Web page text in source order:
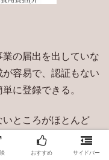
の届出を出していな
容易で、認証もない
に登録できる。
ところがほとんど
る。
おすすめ サイドバー